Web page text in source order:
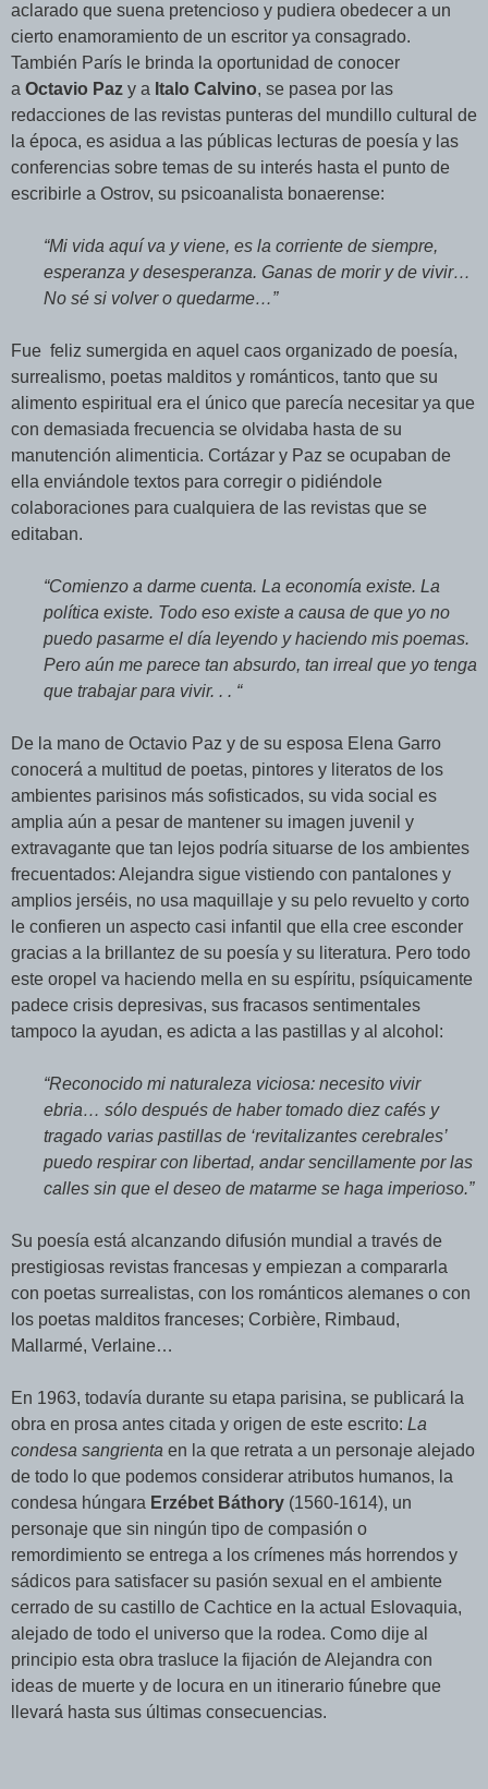
aclarado que suena pretencioso y pudiera obedecer a un
cierto enamoramiento de un escritor ya consagrado.
También París le brinda la oportunidad de conocer
a Octavio Paz y a Italo Calvino, se pasea por las
redacciones de las revistas punteras del mundillo cultural de
la época, es asidua a las públicas lecturas de poesía y las
conferencias sobre temas de su interés hasta el punto de
escribirle a Ostrov, su psicoanalista bonaerense:
“Mi vida aquí va y viene, es la corriente de siempre,
esperanza y desesperanza. Ganas de morir y de vivir…
No sé si volver o quedarme…”
Fue feliz sumergida en aquel caos organizado de poesía,
surrealismo, poetas malditos y románticos, tanto que su
alimento espiritual era el único que parecía necesitar ya que
con demasiada frecuencia se olvidaba hasta de su
manutención alimenticia. Cortázar y Paz se ocupaban de
ella enviándole textos para corregir o pidiéndole
colaboraciones para cualquiera de las revistas que se
editaban.
“Comienzo a darme cuenta. La economía existe. La
política existe. Todo eso existe a causa de que yo no
puedo pasarme el día leyendo y haciendo mis poemas.
Pero aún me parece tan absurdo, tan irreal que yo tenga
que trabajar para vivir. . . “
De la mano de Octavio Paz y de su esposa Elena Garro
conocerá a multitud de poetas, pintores y literatos de los
ambientes parisinos más sofisticados, su vida social es
amplia aún a pesar de mantener su imagen juvenil y
extravagante que tan lejos podría situarse de los ambientes
frecuentados: Alejandra sigue vistiendo con pantalones y
amplios jerséis, no usa maquillaje y su pelo revuelto y corto
le confieren un aspecto casi infantil que ella cree esconder
gracias a la brillantez de su poesía y su literatura. Pero todo
este oropel va haciendo mella en su espíritu, psíquicamente
padece crisis depresivas, sus fracasos sentimentales
tampoco la ayudan, es adicta a las pastillas y al alcohol:
“Reconocido mi naturaleza viciosa: necesito vivir
ebria… sólo después de haber tomado diez cafés y
tragado varias pastillas de ‘revitalizantes cerebrales’
puedo respirar con libertad, andar sencillamente por las
calles sin que el deseo de matarme se haga imperioso.”
Su poesía está alcanzando difusión mundial a través de
prestigiosas revistas francesas y empiezan a compararla
con poetas surrealistas, con los románticos alemanes o con
los poetas malditos franceses; Corbière, Rimbaud,
Mallarmé, Verlaine…
En 1963, todavía durante su etapa parisina, se publicará la
obra en prosa antes citada y origen de este escrito: La
condesa sangrienta en la que retrata a un personaje alejado
de todo lo que podemos considerar atributos humanos, la
condesa húngara Erzébet Báthory (1560-1614), un
personaje que sin ningún tipo de compasión o
remordimiento se entrega a los crímenes más horrendos y
sádicos para satisfacer su pasión sexual en el ambiente
cerrado de su castillo de Cachtice en la actual Eslovaquia,
alejado de todo el universo que la rodea. Como dije al
principio esta obra trasluce la fijación de Alejandra con
ideas de muerte y de locura en un itinerario fúnebre que
llevará hasta sus últimas consecuencias.